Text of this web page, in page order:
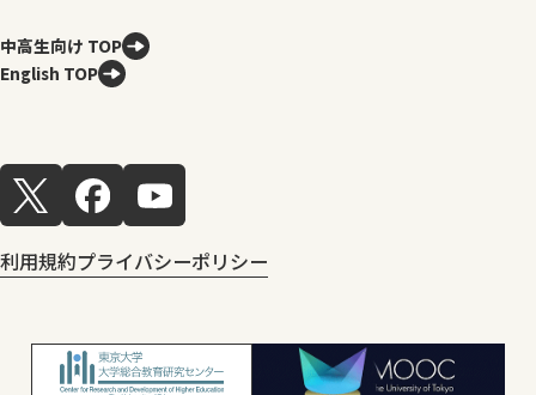
中高生向け TOP
English TOP
利用規約プライバシーポリシー